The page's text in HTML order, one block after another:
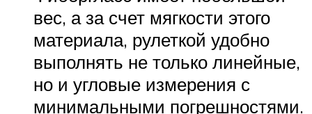
вес, а за счет мягкости этого
материала, рулеткой удобно
выполнять не только линейные,
но и угловые измерения с
минимальными погрешностями.